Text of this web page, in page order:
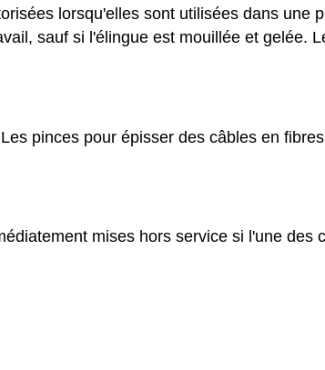
lorsqu'elles sont utilisées dans une
sauf si l'élingue est mouillée et gelée.
pinces pour épisser des câbles en
mises hors service si l'une des